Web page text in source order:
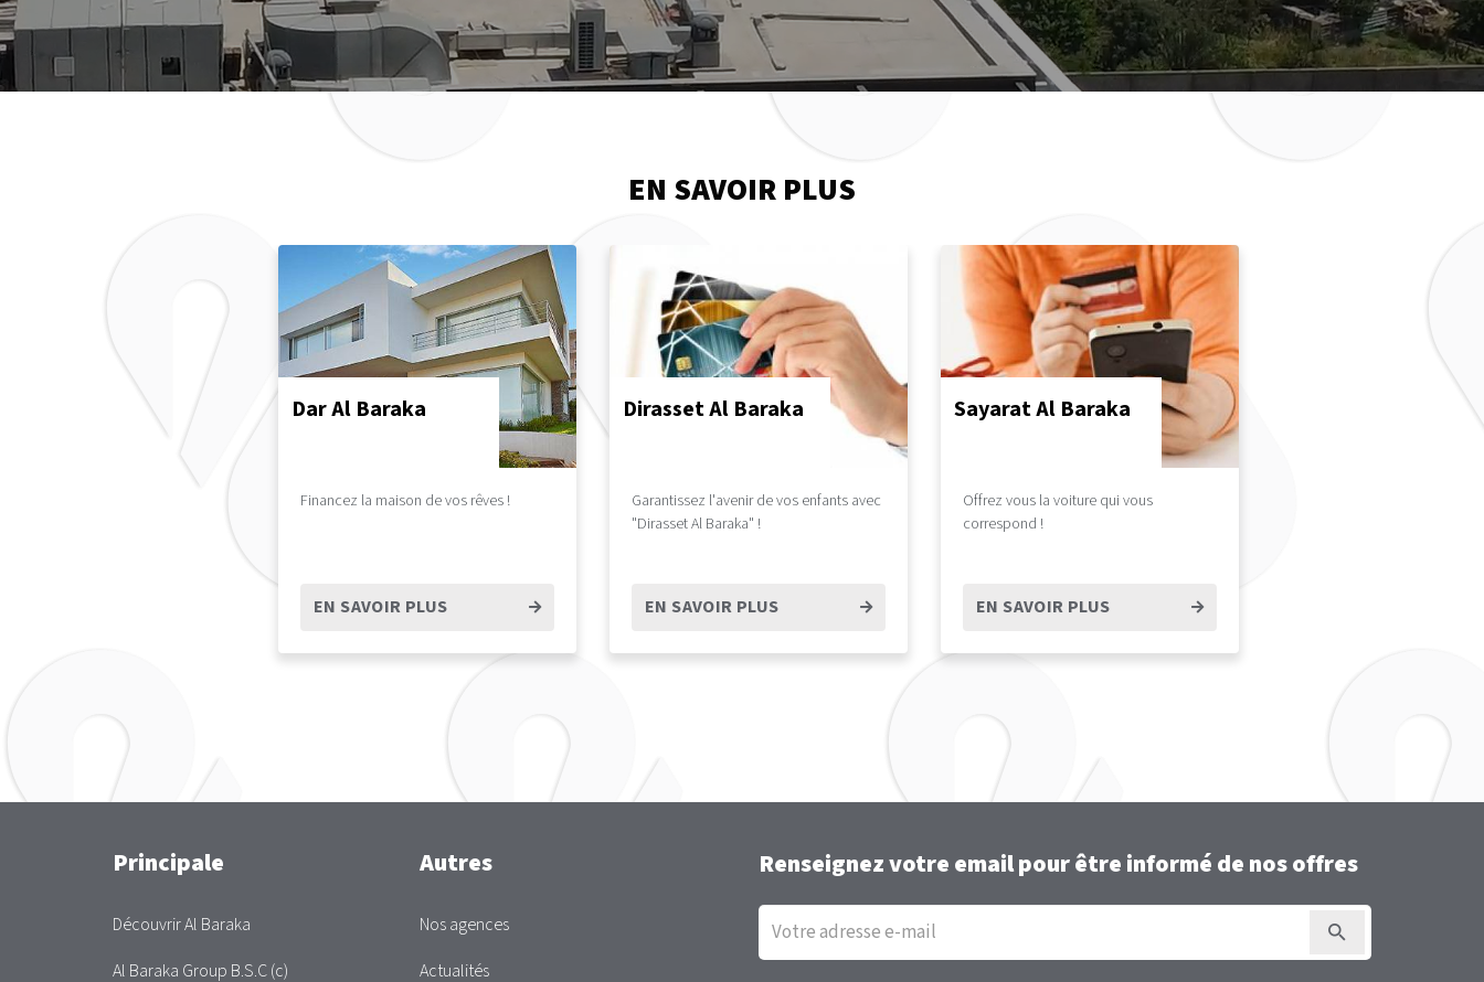
EN SAVOIR PLUS
Sayarat Al Baraka
Offrez vous la voiture qui vous
correspond !
EN SAVOIR PLUS
Dirasset Al Baraka
Garantissez l'avenir de vos enfants avec
"Dirasset Al Baraka" !
EN SAVOIR PLUS
Dar Al Baraka
Financez la maison de vos rêves !
EN SAVOIR PLUS
Main
Principale
Découvrir Al Baraka
Al Baraka Group B.S.C (c)
Autres
Nos agences
Actualités
Renseignez votre email pour être informé de nos offres
Inscription
la